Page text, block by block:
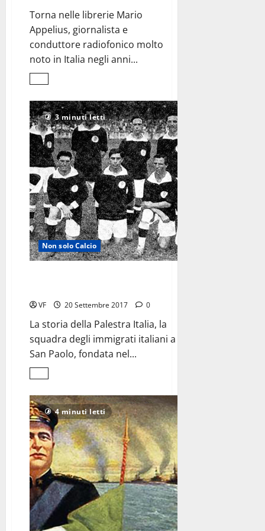
Torna nelle librerie Mario
Appelius, giornalista e
conduttore radiofonico molto
noto in Italia negli anni...
Leggi
più
su
L’Asia
vista
con
gli
occhi
<br>di
Mario
Appelius
3 minuti letti
Non solo Calcio
VF 20 Settembre 2017 0
La storia della Palestra Italia, la
squadra degli immigrati italiani a
San Paolo, fondata nel...
Leggi
più
su
Palestra
Italia,
<br>insegnando
il
calcio
in
Brasile
4 minuti letti